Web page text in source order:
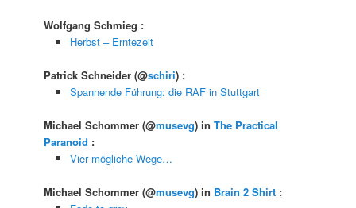
Wolfgang Schmieg :
Herbst – Erntezeit
Patrick Schneider(@schiri) :
Spannende Führung: die RAF in Stuttgart
Michael Schommer(@musevg) inThe Practical
Paranoid :
Vier mögliche Wege…
Michael Schommer(@musevg) in Brain 2 Shirt :